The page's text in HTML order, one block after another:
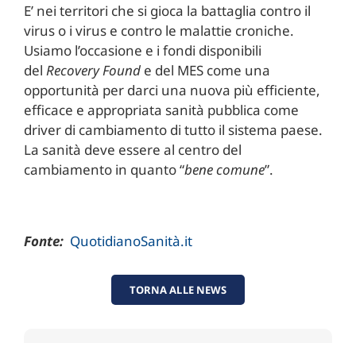
E’ nei territori che si gioca la battaglia contro il
virus o i virus e contro le malattie croniche.
Usiamo l’occasione e i fondi disponibili
del Recovery Founde del MES come una
opportunità per darci una nuova più efficiente,
efficace e appropriata sanità pubblica come
driver di cambiamento di tutto il sistema paese.
La sanità deve essere al centro del
cambiamento in quanto “bene comune”.
Fonte: QuotidianoSanità.it
TORNA ALLE NEWS